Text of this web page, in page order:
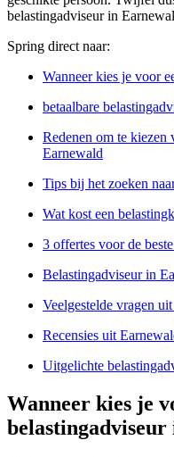
belastingadviseur in
Spring direct naar:
Wanneer kies je voor
betaalbare
Redenen om te kiezen
Earnewald
Tips bij het zoeken
Wat kost een
3 offertes voor de
Belastingadviseur in
Veelgestelde vragen
Recensies uit
Uitgelichte
Wanneer kies je
belastingadviseur